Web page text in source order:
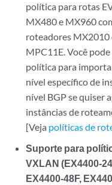
política para rotas
MX480 e MX960
roteadores MX2010
MPC11E. Você
política para
nível específico de
nível BGP se quiser
instâncias de
[Veja políticas de
Suporte para
VXLAN (EX4400-
EX4400-48F,